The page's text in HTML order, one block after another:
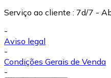
Serviço ao cliente : 7d/7 -
-
Aviso legal
-
Condições Gerais de Venda
-